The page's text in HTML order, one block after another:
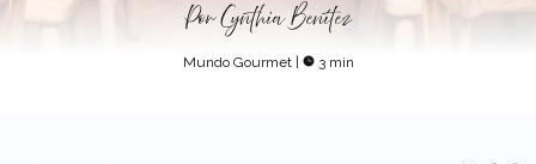
PorCynthia Benítez
Mundo Gourmet | 3 min